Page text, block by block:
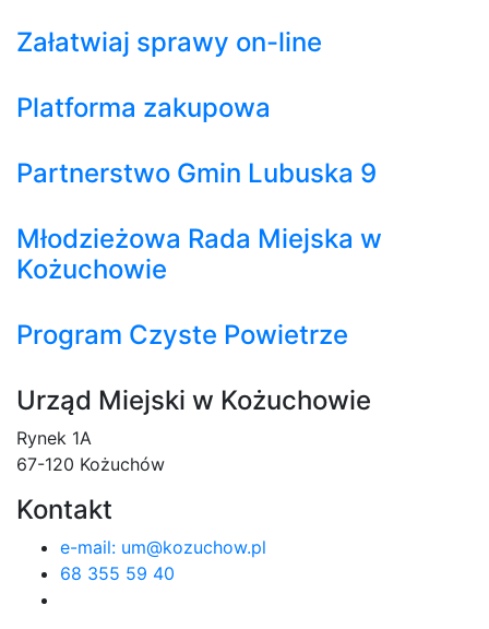
Załatwiaj sprawy on-line
Platforma zakupowa
Partnerstwo Gmin Lubuska 9
Młodzieżowa Rada Miejska w
Kożuchowie
Program Czyste Powietrze
Urząd Miejski w Kożuchowie
Rynek 1A
67-120 Kożuchów
Kontakt
e-mail: um@kozuchow.pl
68 355 59 40